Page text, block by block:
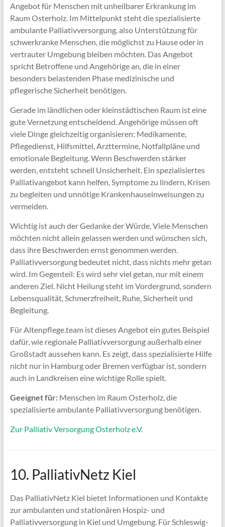
Angebot für Menschen mit unheilbarer Erkrankung im
Raum Osterholz. Im Mittelpunkt steht die spezialisierte
ambulante Palliativversorgung, also Unterstützung für
schwerkranke Menschen, die möglichst zu Hause oder in
vertrauter Umgebung bleiben möchten. Das Angebot
spricht Betroffene und Angehörige an, die in einer
besonders belastenden Phase medizinische und
pflegerische Sicherheit benötigen.
Gerade im ländlichen oder kleinstädtischen Raum ist eine
gute Vernetzung entscheidend. Angehörige müssen oft
viele Dinge gleichzeitig organisieren: Medikamente,
Pflegedienst, Hilfsmittel, Arzttermine, Notfallpläne und
emotionale Begleitung. Wenn Beschwerden stärker
werden, entsteht schnell Unsicherheit. Ein spezialisiertes
Palliativangebot kann helfen, Symptome zu lindern, Krisen
zu begleiten und unnötige Krankenhauseinweisungen zu
vermeiden.
Wichtig ist auch der Gedanke der Würde. Viele Menschen
möchten nicht allein gelassen werden und wünschen sich,
dass ihre Beschwerden ernst genommen werden.
Palliativversorgung bedeutet nicht, dass nichts mehr getan
wird. Im Gegenteil: Es wird sehr viel getan, nur mit einem
anderen Ziel. Nicht Heilung steht im Vordergrund, sondern
Lebensqualität, Schmerzfreiheit, Ruhe, Sicherheit und
Begleitung.
Für Altenpflege.team ist dieses Angebot ein gutes Beispiel
dafür, wie regionale Palliativversorgung außerhalb einer
Großstadt aussehen kann. Es zeigt, dass spezialisierte Hilfe
nicht nur in Hamburg oder Bremen verfügbar ist, sondern
auch in Landkreisen eine wichtige Rolle spielt.
Geeignet für:Menschen im Raum Osterholz, die
spezialisierte ambulante Palliativversorgung benötigen.
Zur Palliativ Versorgung Osterholz e.V.
10. PalliativNetz Kiel
Das PalliativNetz Kiel bietet Informationen und Kontakte
zur ambulanten und stationären Hospiz- und
Palliativversorgung in Kiel und Umgebung. Für Schleswig-